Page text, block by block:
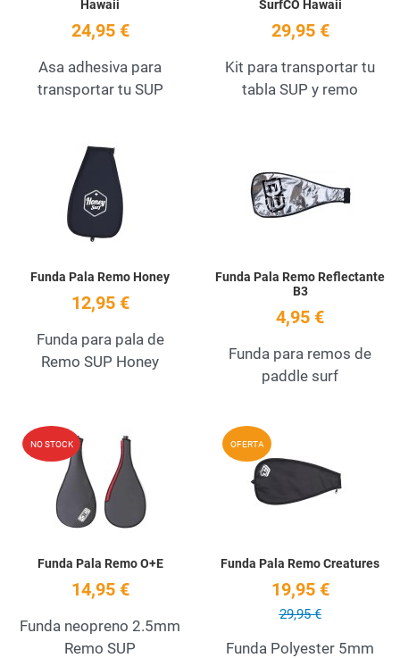
Hawaii
24,95 €
Asa adhesiva para
transportar tu SUP
SurfCO Hawaii
29,95 €
Kit para transportar tu
tabla SUP y remo
Quick View
Funda Pala Remo Honey
12,95 €
Funda para pala de
Remo SUP Honey
Funda Pala Remo Reflectante
B3
4,95 €
Funda para remos de
paddle surf
NO STOCK Add to Wishlist
Quick View
Funda Pala Remo O+E
14,95 €
Funda neopreno 2.5mm
Remo SUP
OFERTA
Funda Pala Remo Creatures
19,95 €
29,95 €
Funda Polyester 5mm